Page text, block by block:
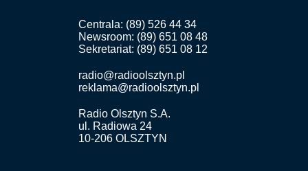
Centrala: (89) 526 44 34
Newsroom: (89) 651 08 48
Sekretariat: (89) 651 08 12
radio@radioolsztyn.pl
reklama@radioolsztyn.pl
Radio Olsztyn S.A.
ul. Radiowa 24
10-206 OLSZTYN